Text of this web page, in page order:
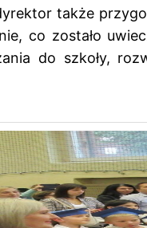
także
co zostało
do szkoły,